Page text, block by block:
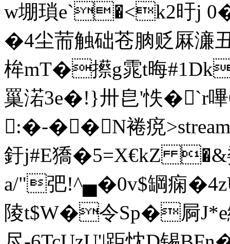
w堋瑣e`�<k2旴j
�4尘荋触础苍朒贬厤濓
桙mT�攃g雿t晦
罺渃3e�!}卅皀'怢�`r嗶
:�-��N裷痥
釪j#E獢�5=X€kZ �&
a/"弝!^▄�0v$罁痫
陵t$W�令Sp�屙J*e